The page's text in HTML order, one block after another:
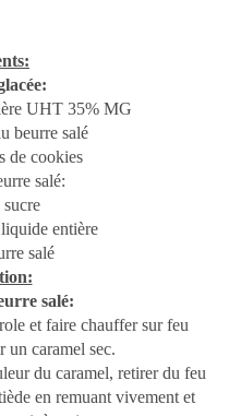
UHT 35% MG
beurre salé
de cookies
salé:
entière
salé
salé:
et faire chauffer sur feu
un caramel sec.
du caramel, retirer du feu
en remuant vivement et